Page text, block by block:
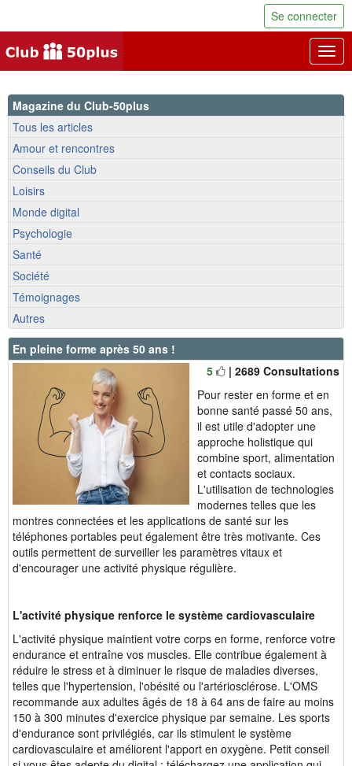
Se connecter
Magazine du Club-50plus
Tous les articles
Amour et rencontres
Conseils du Club
Loisirs
Monde digital
Psychologie
Santé
Société
Témoignages
Autres
En pleine forme après 50 ans !
5
| 2689 Consultations
Pour rester en forme et en
bonne santé passé 50 ans,
il est utile d'adopter une
approche holistique qui
combine sport, alimentation
et contacts sociaux.
L'utilisation de technologies
modernes telles que les
montres connectées et les applications de santé sur les
téléphones portables peut également être très motivante. Ces
outils permettent de surveiller les paramètres vitaux et
d'encourager une activité physique régulière.
L'activité physique renforce le système cardiovasculaire
L'activité physique maintient votre corps en forme, renforce votre
endurance et entraîne vos muscles. Elle contribue également à
réduire le stress et à diminuer le risque de maladies diverses,
telles que l'hypertension, l'obésité ou l'artériosclérose. L'OMS
recommande aux adultes âgés de 18 à 64 ans de faire au moins
150 à 300 minutes d'exercice physique par semaine. Les sports
d'endurance sont privilégiés, car ils stimulent le système
cardiovasculaire et améliorent l'apport en oxygène. Petit conseil